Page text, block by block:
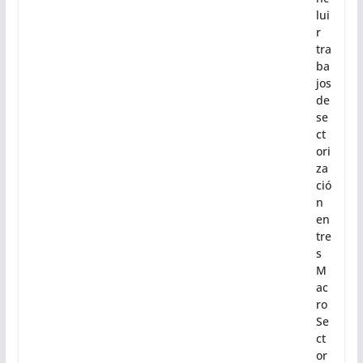
lui
r
tra
ba
jos
de
se
ct
ori
za
ció
n
en
tre
s
M
ac
ro
Se
ct
or